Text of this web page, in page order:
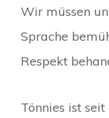
Wir müssen
Sprache
Respekt
Tönnies ist